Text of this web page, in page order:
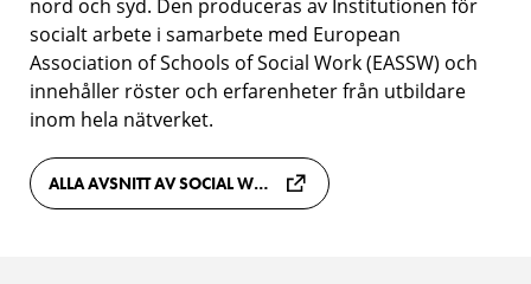
Education"
nord och syd. Den produceras av Institutionen för
socialt arbete i samarbete med European
Association of Schools of Social Work (EASSW) och
innehåller röster och erfarenheter från utbildare
inom hela nätverket.
ALLA AVSNITT AV SOCIAL WORK EDUCATION